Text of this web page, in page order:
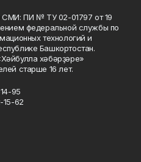
СМИ: ПИ № ТУ 02-01797 от 19
федеральной службы по
технологий и
Башкортостан.
хәбәрҙәре»
старше 16 лет.
95
15-62